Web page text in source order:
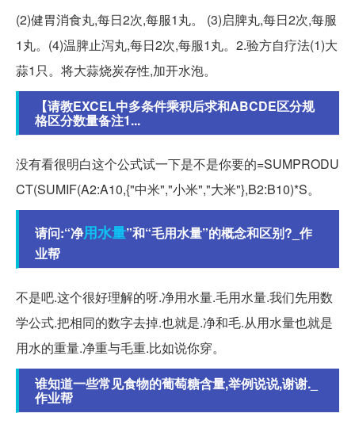
(2)健胃消食丸,每日2次,每服1丸。 (3)启脾丸,每日2次,每服
1丸。(4)温脾止泻丸,每日2次,每服1丸。2.验方自疗法(1)大
蒜1只。将大蒜烧炭存性,加开水泡。
【请教EXCEL中多条件乘积后求和ABCDE区分规
格区分数量备注1...
没有看很明白这个公式试一下是不是你要的=SUMPRODU
CT(SUMIF(A2:A10,{"中米","小米","大米"},B2:B10)*S。
请问:“净用水量”和“毛用水量”的概念和区别?_作
业帮
不是吧.这个很好理解的呀.净用水量.毛用水量.我们先用数
学公式.把相同的数字去掉.也就是.净和毛.从用水量也就是
用水的重量.净重与毛重.比如说你穿。
谁知道一些常见食物的葡萄糖含量,举例说说,谢谢._
作业帮